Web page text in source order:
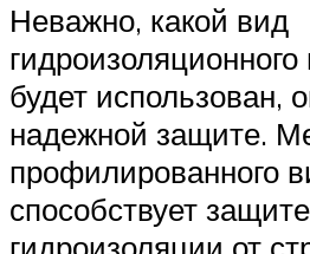
Неважно, какой вид
будет использован,
надежной защите.
профилированного
способствует защите